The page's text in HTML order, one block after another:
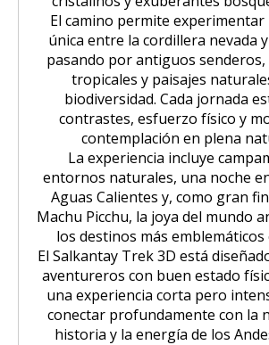
El camino permite
única entre la cordillera nevada
pasando por antiguos
tropicales y paisajes
biodiversidad. Cada jornada
contrastes, esfuerzo físico y
contemplación en plena
La experiencia incluye
entornos naturales, una noche
Aguas Calientes y, como gran
Machu Picchu, la joya del mundo
los destinos más emblemáticos
El Salkantay Trek 3D está
aventureros con buen estado
una experiencia corta pero
conectar profundamente con la
historia y la energía de los